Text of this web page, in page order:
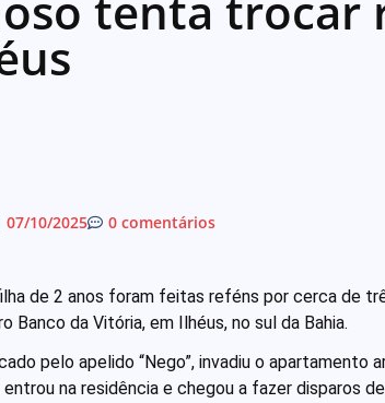
07/10/2025 0 comentários
de 2 anos foram feitas reféns por cerca de
Banco da Vitória, em Ilhéus, no sul da Bahia.
pelo apelido “Nego”, invadiu o apartamento
na residência e chegou a fazer disparos